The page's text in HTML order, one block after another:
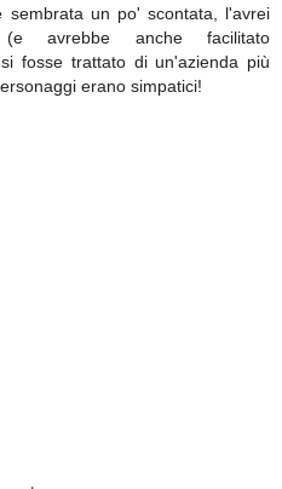
sembrata un po' scontata, l'avrei
avrebbe anche facilitato
fosse trattato di un'azienda più
erano simpatici!